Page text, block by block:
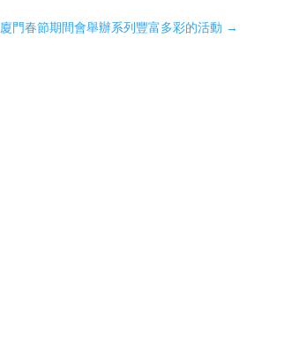
廈門春節期間會舉辦系列豐富多彩的活動 →